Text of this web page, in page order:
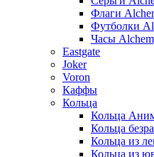
Флаги
Футболки
Часы
Eastgate
Joker
Voron
Каффы
Кольца
Кольца
Кольца
Кольца из
Кольца из